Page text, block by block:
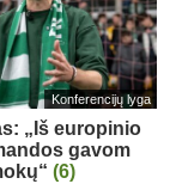
Konferencijų lyga
„Iš europinio
gavom
(6)